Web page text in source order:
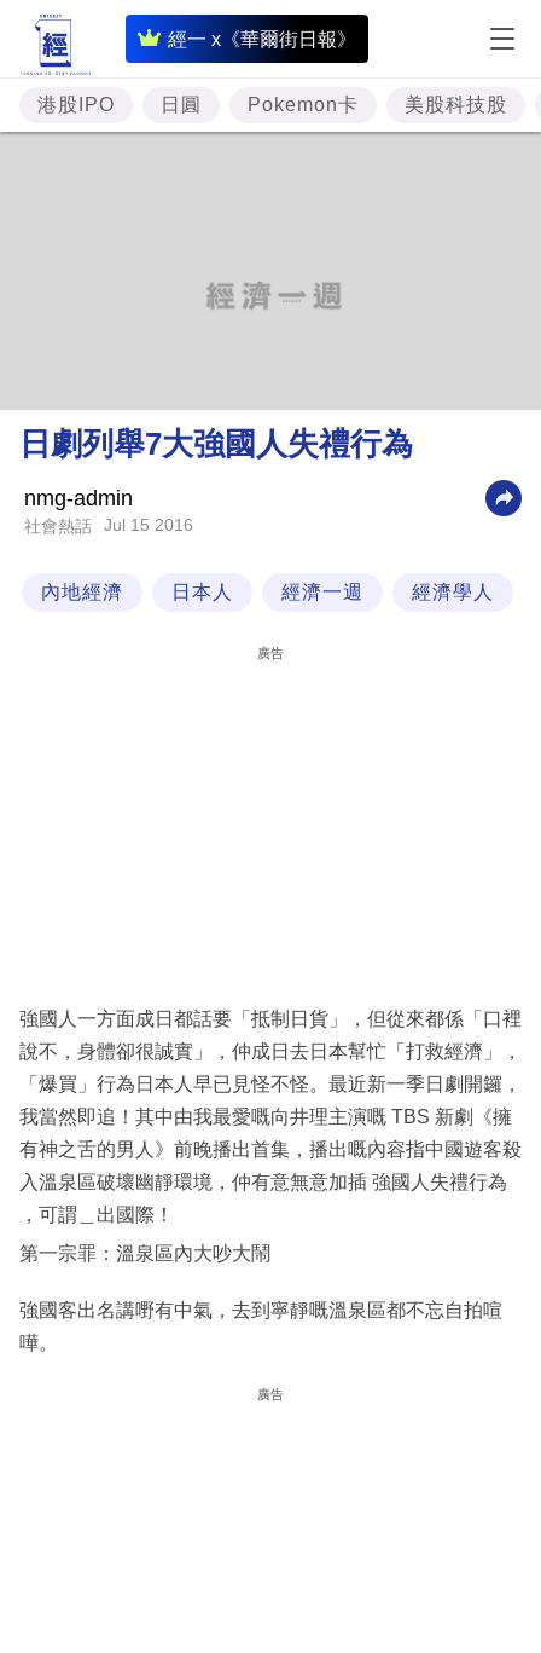
經一 x《華爾街日報》
即
時
財
經
理
財
業
閱
專
區
港股IPO 日圓 Pokemon卡 美股科技股
日劇列舉7大強國人失禮行為
nmg-admin
社會熱話 Jul 15 2016
內地經濟 日本人 經濟一週 經濟學人
廣告
強國人一方面成日都話要「抵制日貨」，但從來都係「口裡
說不，身體卻很誠實」，仲成日去日本幫忙「打救經濟」，
「爆買」行為日本人早已見怪不怪。最近新一季日劇開鑼，
我當然即追！其中由我最愛嘅向井理主演嘅 TBS 新劇《擁
有神之舌的男人》前晚播出首集，播出嘅內容指中國遊客殺
入溫泉區破壞幽靜環境，仲有意無意加插 強國人失禮行為
，可謂＿出國際！
第一宗罪：溫泉區內大吵大鬧
強國客出名講嘢有中氣，去到寧靜嘅溫泉區都不忘自拍喧
嘩。
廣告